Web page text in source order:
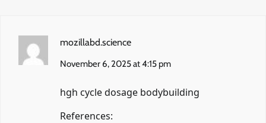
mozillabd.science
November 6, 2025 at 4:15 pm
hgh cycle dosage bodybuilding
References: